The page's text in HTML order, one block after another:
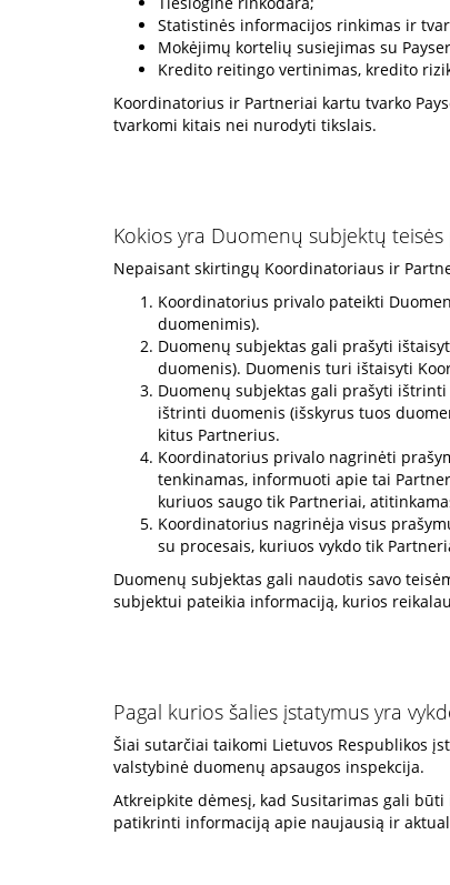
Statistinės informacijos rinkimas ir
Mokėjimų kortelių susiejimas su
Kredito reitingo vertinimas, kredito
Koordinatorius ir Partneriai kartu tvarko
tvarkomi kitais nei nurodyti tikslais.
Kokios yra Duomenų subjektų teisės
Nepaisant skirtingų Koordinatoriaus ir
Koordinatorius privalo pateikti
duomenimis).
Duomenų subjektas gali prašyti
duomenis). Duomenis turi ištaisyti
Duomenų subjektas gali prašyti
ištrinti duomenis (išskyrus tuos
kitus Partnerius.
Koordinatorius privalo nagrinėti
tenkinamas, informuoti apie tai
kuriuos saugo tik Partneriai,
Koordinatorius nagrinėja visus
su procesais, kuriuos vykdo tik
Duomenų subjektas gali naudotis savo
subjektui pateikia informaciją, kurios
Pagal kurios šalies įstatymus yra
Šiai sutarčiai taikomi Lietuvos Respublikos
valstybinė duomenų apsaugos inspekcija.
Atkreipkite dėmesį, kad Susitarimas gali
patikrinti informaciją apie naujausią ir